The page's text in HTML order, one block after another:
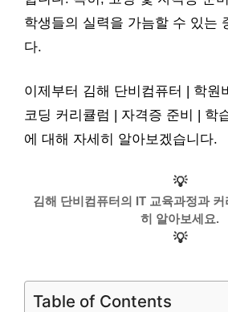
학생들의 실력을 가늠할 수 있는
다.
이제부터 김해 단비컴퓨터 | 학원
코딩 커리큘럼 | 자격증 준비 | 학
에 대해 자세히 알아보겠습니다.
💡
김해 단비컴퓨터의 IT 교육과정과 커
히 알아보세요.
💡
Table of Contents